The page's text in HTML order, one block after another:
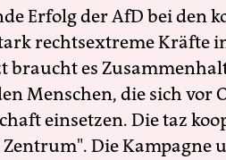
Erfolg der AfD bei den
rechtsextreme Kräfte
braucht es
Menschen, die sich vor
einsetzen. Die taz
Die Kampagne